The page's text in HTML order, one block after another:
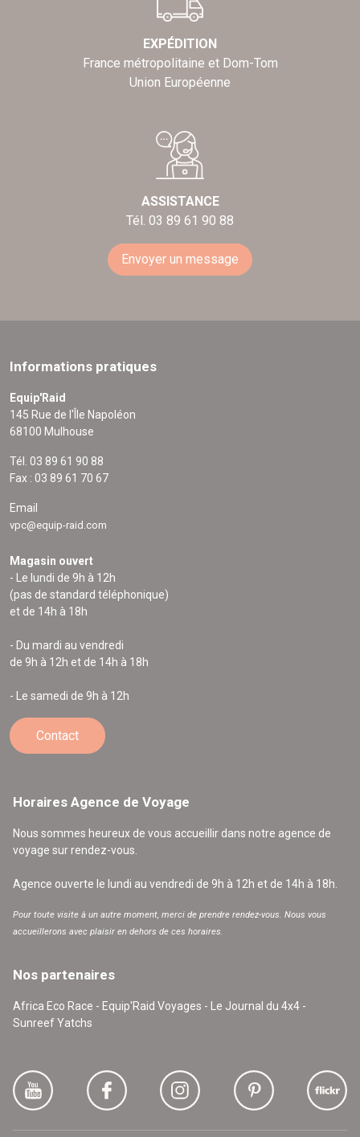
EXPÉDITION
France métropolitaine et Dom-Tom
Union Européenne
ASSISTANCE
Tél. 03 89 61 90 88
Envoyer un message
Informations pratiques
Equip'Raid
145 Rue de l'Île Napoléon
68100 Mulhouse
Tél. 03 89 61 90 88
Fax : 03 89 61 70 67
Email
vpc@equip-raid.com
Magasin ouvert
- Le lundi de 9h à 12h
(pas de standard téléphonique)
et de 14h à 18h
- Du mardi au vendredi
de 9h à 12h et de 14h à 18h
- Le samedi de 9h à 12h
Contact
Horaires Agence de Voyage
Nous sommes heureux de vous accueillir dans notre agence de
voyage sur rendez-vous.
Agence ouverte le lundi au vendredi de 9h à 12h et de 14h à 18h.
Pour toute visite à un autre moment, merci de prendre rendez-vous. Nous vous
accueillerons avec plaisir en dehors de ces horaires.
Nos partenaires
Africa Eco Race - Equip'Raid Voyages - Le Journal du 4x4 -
Sunreef Yatchs